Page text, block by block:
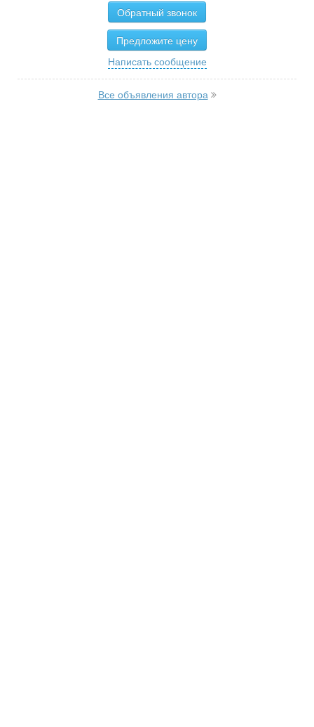
Обратный звонок
Предложите цену
Написать сообщение
Все объявления автора